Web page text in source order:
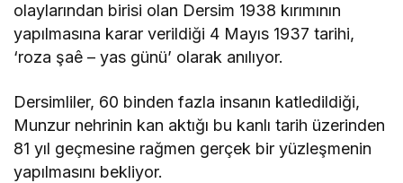
olaylarından birisi olan Dersim 1938 kırımının
yapılmasına karar verildiği 4 Mayıs 1937 tarihi,
‘roza şaê – yas günü’ olarak anılıyor.
Dersimliler, 60 binden fazla insanın katledildiği,
Munzur nehrinin kan aktığı bu kanlı tarih üzerinden
81 yıl geçmesine rağmen gerçek bir yüzleşmenin
yapılmasını bekliyor.